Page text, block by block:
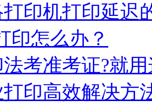
打印机打印延迟
印怎么办？
考准考证?就
印高效解决方